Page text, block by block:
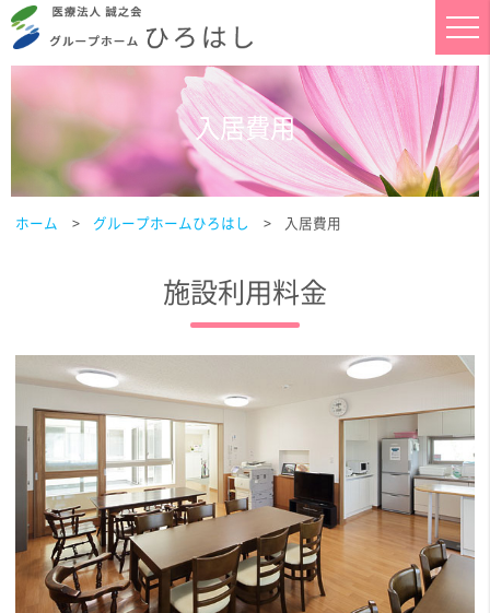
入居費用
ホーム グループホームひろはし 入居費用
施設利用料金